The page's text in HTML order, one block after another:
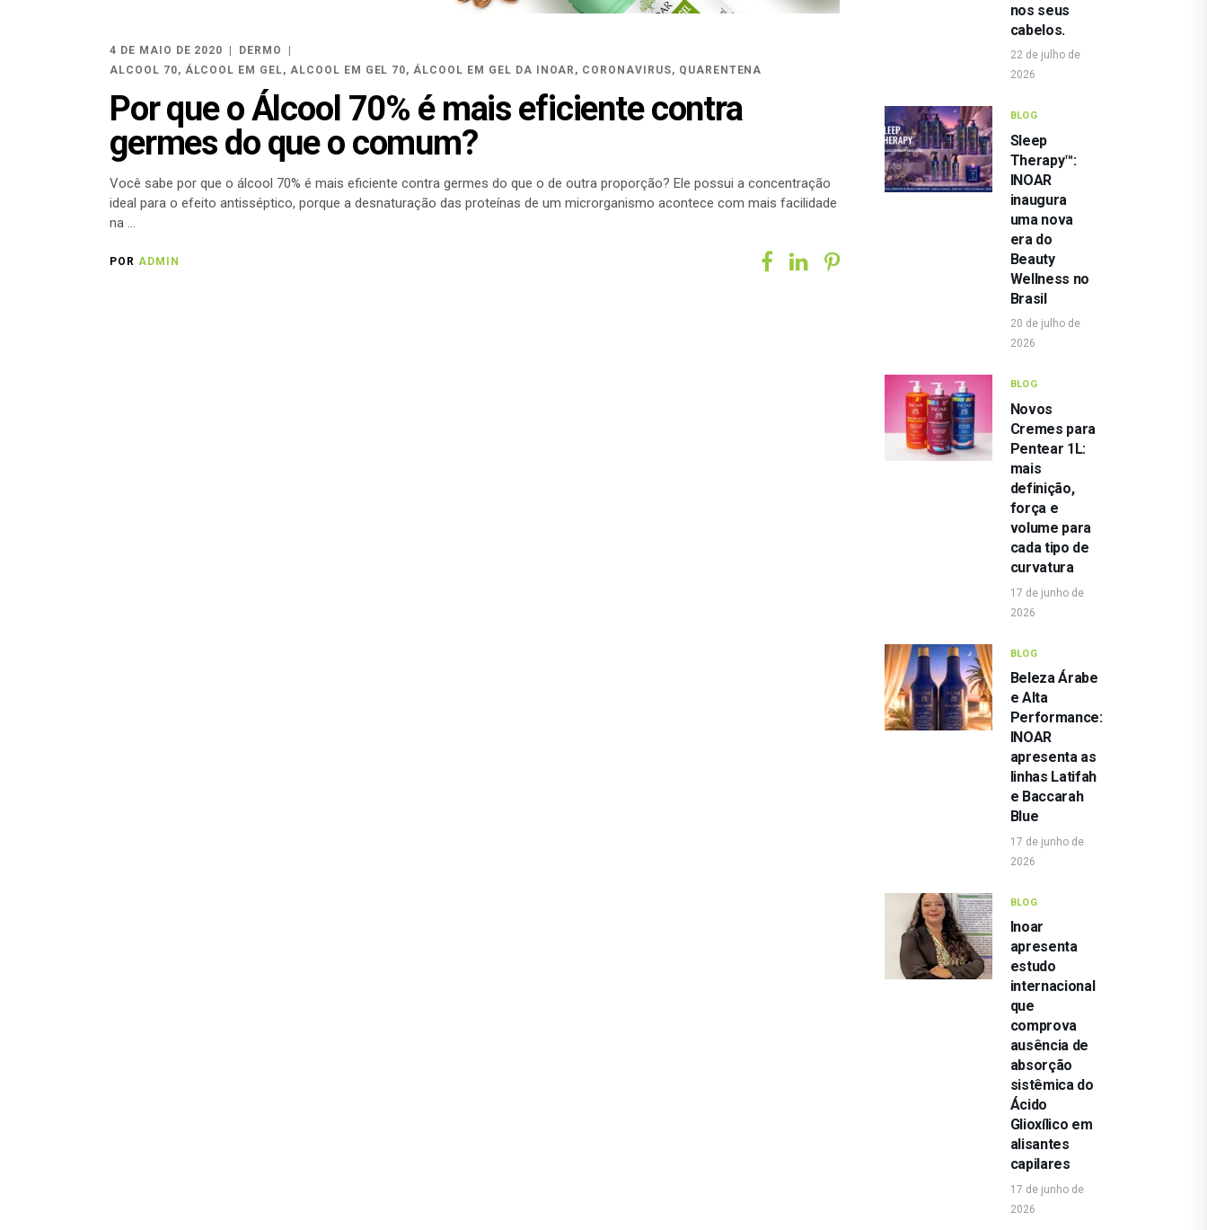
4 DE MAIO DE 2020
DERMO
ALCOOL 70, ÁLCOOL EM GEL, ALCOOL EM GEL 70,ÁLCOOL EM GEL DA INOAR , CORONAVIRUS, QUARENTENA
Por que o Álcool 70% é mais eficiente contra
germes do que o comum?
Você sabe por que o álcool 70% é mais eficiente contra germes do que o de outra proporção? Ele possui a concentração
ideal para o efeito antisséptico, porque a desnaturação das proteínas de um microrganismo acontece com mais facilidade
na
POR ADMIN
nos seus
cabelos.
22 de julho de
2026
BLOG
Sleep
Therapy™:
INOAR
inaugura
uma nova
era do
Beauty
Wellness no
Brasil
20 de julho de
2026
BLOG
Novos
Cremes para
Pentear 1L:
mais
definição,
força e
volume para
cada tipo de
curvatura
17 de junho de
2026
BLOG
Beleza Árabe
e Alta
Performance:
INOAR
apresenta as
linhas Latifah
e Baccarah
Blue
17 de junho de
2026
BLOG
Inoar
apresenta
estudo
internacional
que
comprova
ausência de
absorção
sistêmica do
Ácido
Glioxílico em
alisantes
capilares
17 de junho de
2026